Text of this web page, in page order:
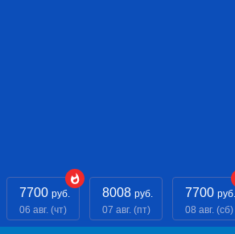
7700 руб.
06 авг. (чт)
8008 руб.
07 авг. (пт)
7700 руб.
08 авг. (сб)